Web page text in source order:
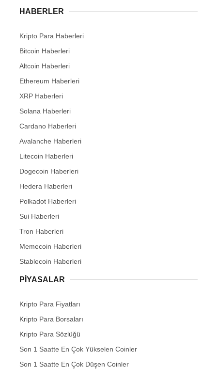
HABERLER
Kripto Para Haberleri
Bitcoin Haberleri
Altcoin Haberleri
Ethereum Haberleri
XRP Haberleri
Solana Haberleri
Cardano Haberleri
Avalanche Haberleri
Litecoin Haberleri
Dogecoin Haberleri
Hedera Haberleri
Polkadot Haberleri
Sui Haberleri
Tron Haberleri
Memecoin Haberleri
Stablecoin Haberleri
PIYASALAR
Kripto Para Fiyatları
Kripto Para Borsaları
Kripto Para Sözlüğü
Son 1 Saatte En Çok Yükselen Coinler
Son 1 Saatte En Çok Düşen Coinler